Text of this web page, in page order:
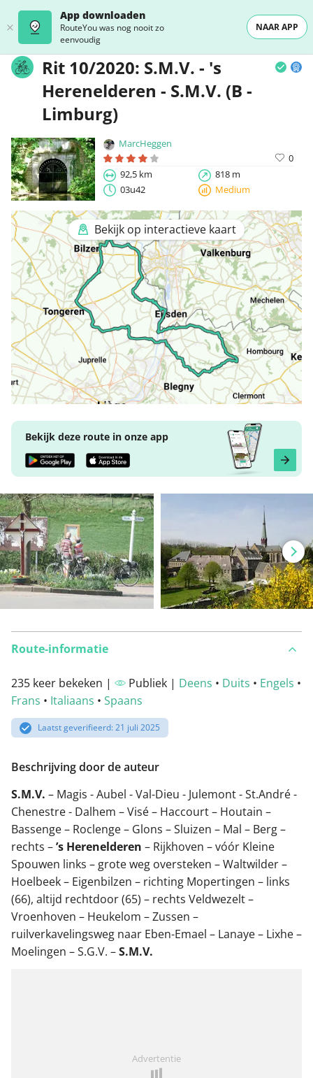
App downloaden
RouteYou was nog nooit zo
eenvoudig
NAAR APP
Rit 10/2020: S.M.V. - 's
Herenelderen - S.M.V. (B -
Limburg)
MarcHeggen
0
92,5 km
818 m
03u42
Medium
Bekijk op interactieve kaart
Bekijk deze route in onze app
Route-informatie
235 keer bekeken | Publiek | Deens • Duits • Engels •
Frans • Italiaans • Spaans
Laatst geverifieerd: 21 juli 2025
Beschrijving door de auteur
S.M.V. – Magis - Aubel - Val-Dieu - Julemont - St.André -
Chenestre - Dalhem – Visé – Haccourt – Houtain –
Bassenge – Roclenge – Glons – Sluizen – Mal – Berg –
rechts –’s Herenelderen – Rijkhoven – vóór Kleine
Spouwen links – grote weg oversteken – Waltwilder –
Hoelbeek – Eigenbilzen – richting Mopertingen – links
(66), altijd rechtdoor (65) – rechts Veldwezelt –
Vroenhoven – Heukelom – Zussen –
ruilverkavelingsweg naar Eben-Emael – Lanaye – Lixhe –
Moelingen – S.G.V. –S.M.V.
Advertentie